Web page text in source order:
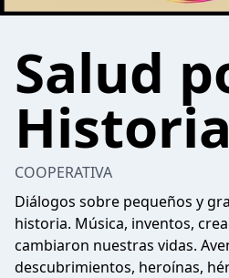
Salud
Historia
COOPERATIVA
Diálogos sobre pequeños y
historia. Música, inventos,
cambiaron nuestras vidas.
descubrimientos, heroínas,